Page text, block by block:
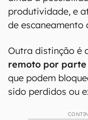
produtividade, e
de escaneamento
Outra distinção é
remoto por
que podem
sido perdidos ou